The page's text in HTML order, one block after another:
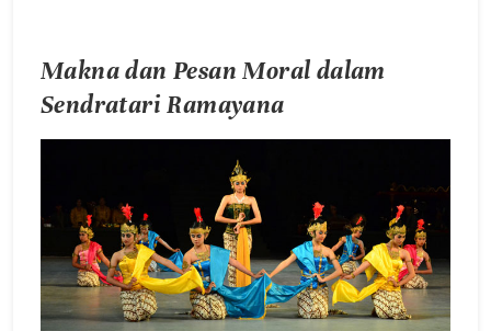
Makna dan Pesan Moral dalam
Sendratari Ramayana